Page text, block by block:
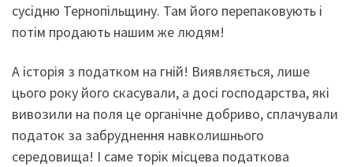
сусідню Тернопільщину. Там його перепаковують і
потім продають нашим же людям!
А історія з податком на гній! Виявляється, лише
цього року його скасували, а досі господарства, які
вивозили на поля це органічне добриво, сплачували
податок за забруднення навколишнього
середовища! І саме торік місцева податкова